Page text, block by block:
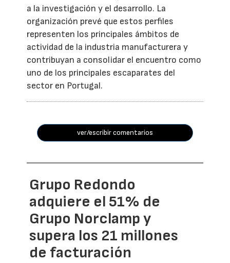
a la investigación y el desarrollo. La
organización prevé que estos perfiles
representen los principales ámbitos de
actividad de la industria manufacturera y
contribuyan a consolidar el encuentro como
uno de los principales escaparates del
sector en Portugal.
ver/escribir comentarios
Grupo Redondo
adquiere el 51% de
Grupo Norclamp y
supera los 21 millones
de facturación